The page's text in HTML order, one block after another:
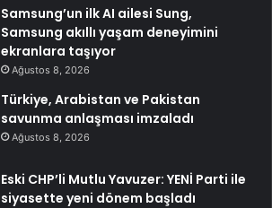
Samsung’un ilk AI ailesi Sung,
Samsung akıllı yaşam deneyimini
ekranlara taşıyor
Ağustos 8, 2026
Türkiye, Arabistan ve Pakistan
savunma anlaşması imzaladı
Ağustos 8, 2026
Eski CHP’li Mutlu Yavuzer: YENİ Parti ile
siyasette yeni dönem başladı